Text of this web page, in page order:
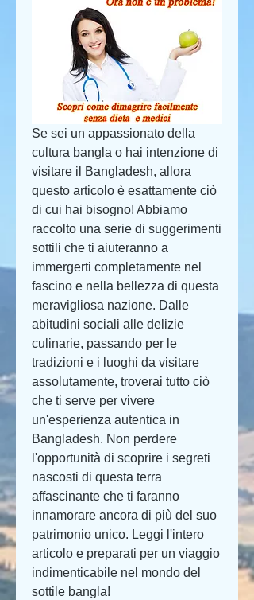
Se sei un appassionato della
cultura bangla o hai intenzione di
visitare il Bangladesh, allora
questo articolo è esattamente ciò
di cui hai bisogno! Abbiamo
raccolto una serie di suggerimenti
sottili che ti aiuteranno a
immergerti completamente nel
fascino e nella bellezza di questa
meravigliosa nazione. Dalle
abitudini sociali alle delizie
culinarie, passando per le
tradizioni e i luoghi da visitare
assolutamente, troverai tutto ciò
che ti serve per vivere
un'esperienza autentica in
Bangladesh. Non perdere
l'opportunità di scoprire i segreti
nascosti di questa terra
affascinante che ti faranno
innamorare ancora di più del suo
patrimonio unico. Leggi l'intero
articolo e preparati per un viaggio
indimenticabile nel mondo del
sottile bangla!